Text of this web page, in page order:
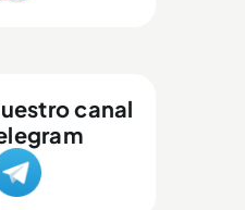
canal